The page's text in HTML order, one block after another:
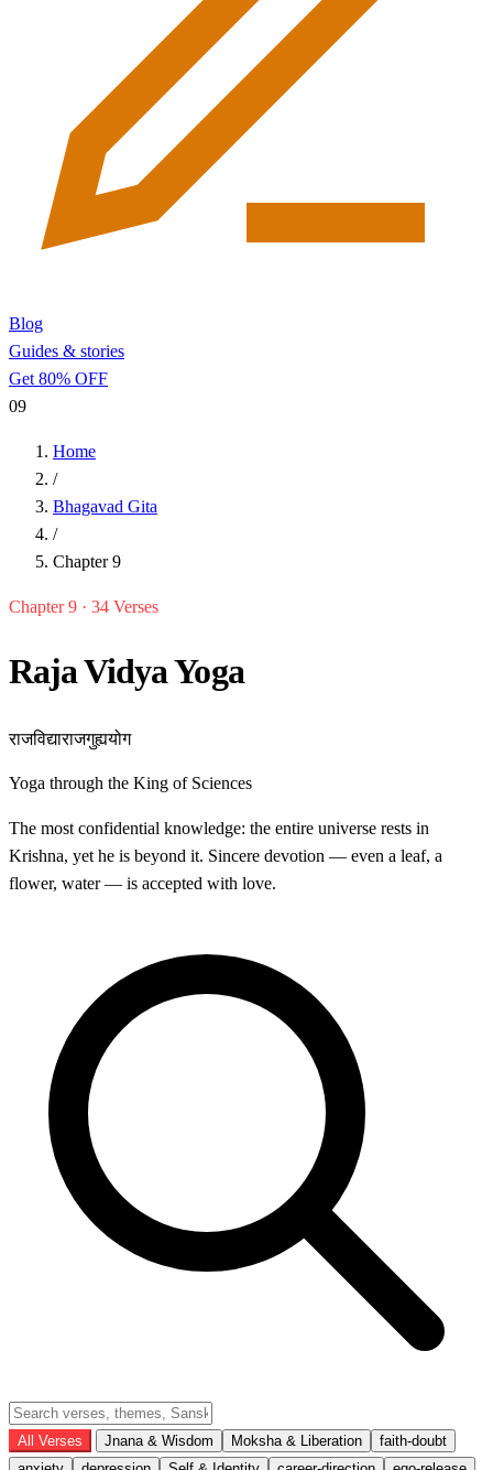
Blog
Guides & stories
Get 80% OFF
09
Home
/
Bhagavad Gita
/
Chapter 9
Chapter 9 · 34 Verses
Raja Vidya Yoga
राजविद्याराजगुह्ययोग
Yoga through the King of Sciences
The most confidential knowledge: the entire universe rests in
Krishna, yet he is beyond it. Sincere devotion — even a leaf, a
flower, water — is accepted with love.
All Verses Jnana & Wisdom Moksha & Liberation
faith-doubt